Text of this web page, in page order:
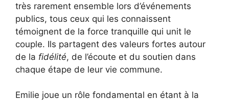
très rarement ensemble lors d’événements
publics, tous ceux qui les connaissent
témoignent de la force tranquille qui unit le
couple. Ils partagent des valeurs fortes autour
de la fidélité, de l’écoute et du soutien dans
chaque étape de leur vie commune.
Emilie joue un rôle fondamental en étant à la